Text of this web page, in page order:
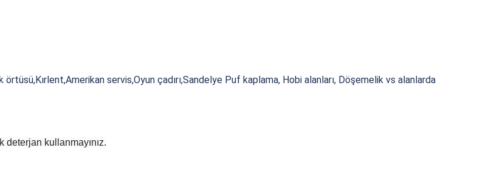
servis,Oyun çadırı,Sandelye Puf kaplama, Hobi alanları, Döşemelik vs alanlarda
deterjan kullanmayınız.